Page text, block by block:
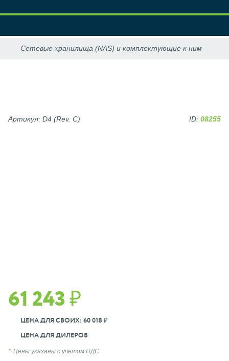
61 243 ₽
ЦЕНА ДЛЯ СВОИХ: 60 018 ₽
ЦЕНА ДЛЯ ДИЛЕРОВ
Цены указаны с учётом НДС
Артикул: D4 (Rev. C) ID: 08255